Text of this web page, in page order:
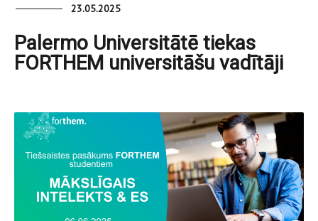
23.05.2025
Palermo Universitātē tiekas
FORTHEM universitāšu vadītāji